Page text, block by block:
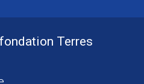
Terres